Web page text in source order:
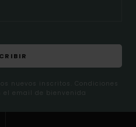
nuevos inscritos. Condiciones
el email de bienvenida